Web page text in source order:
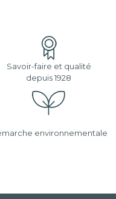
Savoir-faire et qualité
depuis 1928
environnementale